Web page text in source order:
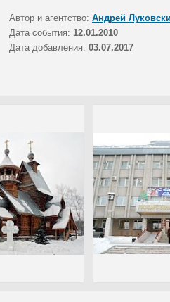
Автор и агентство: Андрей
Дата события: 12.01.2010
Дата добавления: 03.07.2017